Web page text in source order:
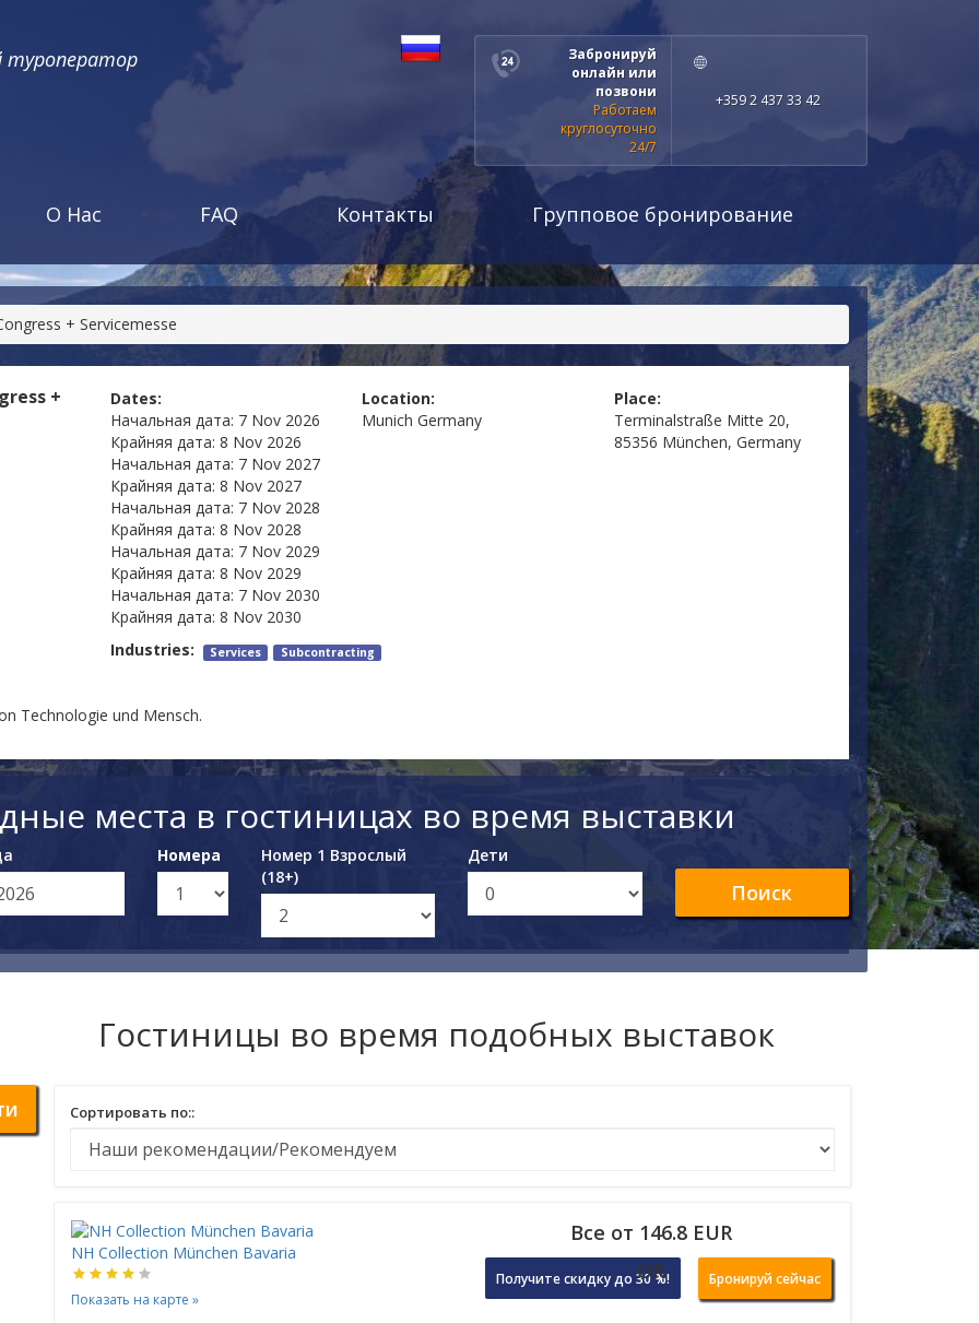
туроператор
Забронируй
онлайн или
позвони
Работаем
круглосуточно
24/7
+359 2 437 33 42
О Нас FAQ Контакты Групповое бронирование
+ Servicemesse
+
Dates:
Начальная дата: 7 Nov 2026
Крайняя дата: 8 Nov 2026
Начальная дата: 7 Nov 2027
Крайняя дата: 8 Nov 2027
Начальная дата: 7 Nov 2028
Крайняя дата: 8 Nov 2028
Начальная дата: 7 Nov 2029
Крайняя дата: 8 Nov 2029
Начальная дата: 7 Nov 2030
Крайняя дата: 8 Nov 2030
Location:
Munich Germany
Place:
Terminalstraße Mitte 20,
85356 München, Germany
Industries: Services Subcontracting
Technologie und Mensch.
места в гостиницах во время выставки
Номера
Номер 1 Взрослый
(18+)
Дети
Поиск
Гостиницы во время подобных выставок
Сортировать по::
NH Collection München Bavaria
Показать на карте »
Все от 146.8 EUR
Получите скидку до 30 %!
OR Бронируй сейчас